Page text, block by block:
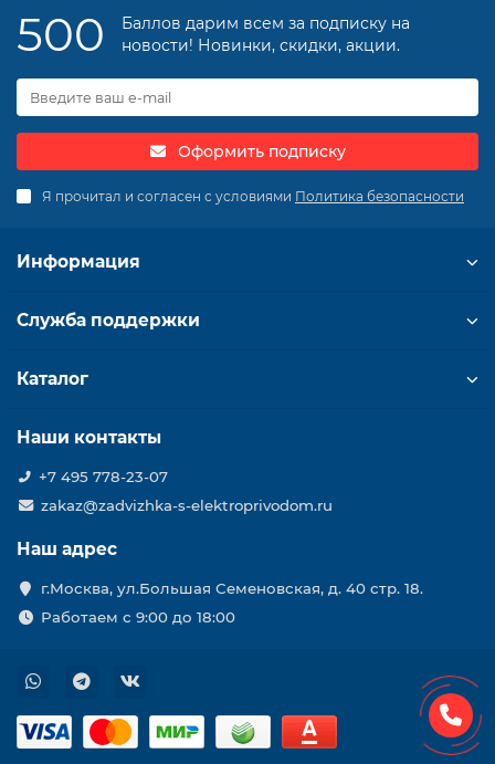
500
Баллов дарим всем за подписку на
новости! Новинки, скидки, акции.
Оформить подписку
Я прочитал и согласен с условиями Политика безопасности
Информация
Служба поддержки
Каталог
Наши контакты
+7 495 778-23-07
zakaz@zadvizhka-s-elektroprivodom.ru
Наш адрес
г.Москва, ул.Большая Семеновская, д. 40 стр. 18.
Работаем с 9:00 до 18:00